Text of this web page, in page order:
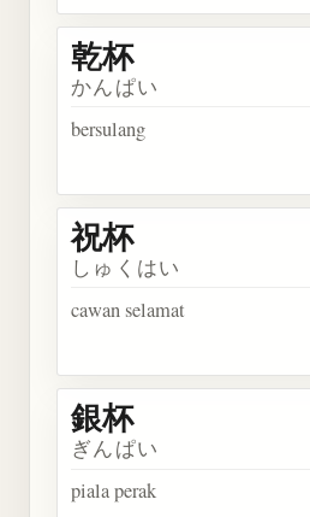
乾杯
かんぱい
bersulang
祝杯
しゅくはい
cawan selamat
銀杯
ぎんぱい
piala perak